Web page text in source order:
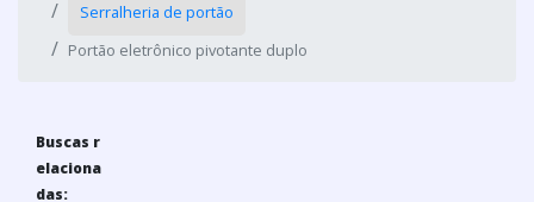
Serralheria de portão
Portão eletrônico pivotante duplo
Buscas r
elaciona
das: